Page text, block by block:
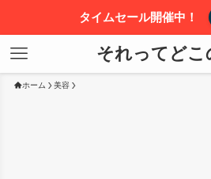
タイムセール開催中！
それってどこ
ホーム 美容